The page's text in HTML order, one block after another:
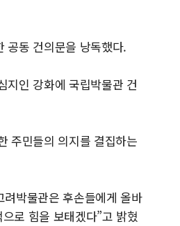
공동 건의문을 낭독했다.
지인 강화에 국립박물관 건
주민들의 의지를 결집하는
박물관은 후손들에게 올바
로 힘을 보태겠다”고 밝혔